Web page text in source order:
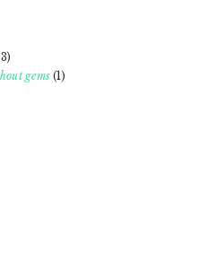
gems (1)